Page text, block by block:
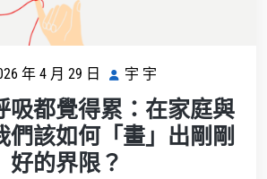
年 4 月 29 日
2026
年
4
月
29
宇 宇
宇
吸都覺得累：在家庭與
們該如何「畫」出剛剛
好的界限？